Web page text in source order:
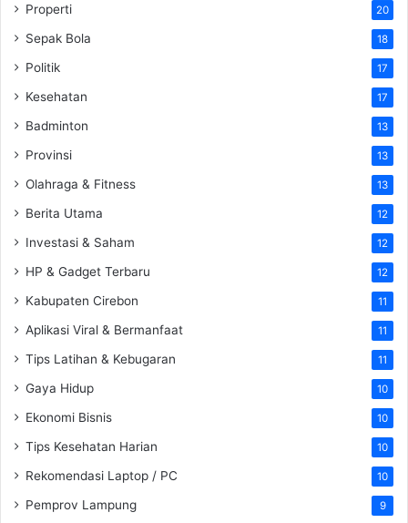
Properti 20
Sepak Bola 18
Politik 17
Kesehatan 17
Badminton 13
Provinsi 13
Olahraga & Fitness 13
Berita Utama 12
Investasi & Saham 12
HP & Gadget Terbaru 12
Kabupaten Cirebon 11
Aplikasi Viral & Bermanfaat 11
Tips Latihan & Kebugaran 11
Gaya Hidup 10
Ekonomi Bisnis 10
Tips Kesehatan Harian 10
Rekomendasi Laptop / PC 10
Pemprov Lampung 9